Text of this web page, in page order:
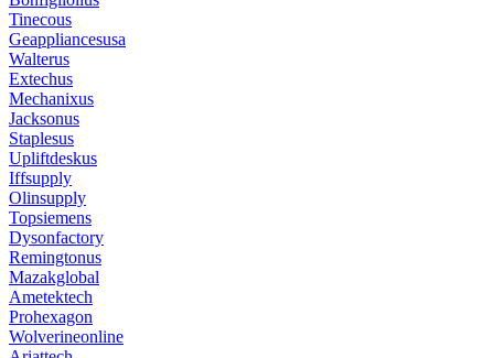
Tinecous
Geappliancesusa
Walterus
Extechus
Mechanixus
Jacksonus
Staplesus
Upliftdeskus
Iffsupply
Olinsupply
Topsiemens
Dysonfactory
Remingtonus
Mazakglobal
Ametektech
Prohexagon
Wolverineonline